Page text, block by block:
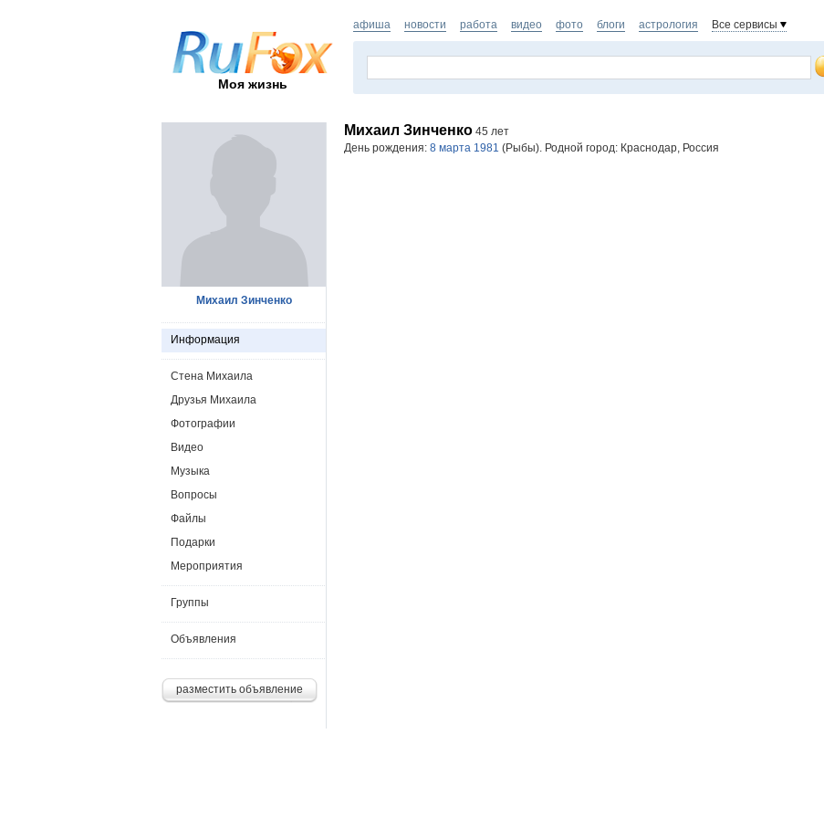
Моя жизнь
афиша новости работа видео фото блоги астрология Все сервисы
Михаил Зинченко 45 лет
День рождения: 8 марта 1981 (Рыбы). Родной город: Краснодар, Россия
Михаил Зинченко
Информация
Стена Михаила
Друзья Михаила
Фотографии
Видео
Музыка
Вопросы
Файлы
Подарки
Мероприятия
Группы
Объявления
разместить объявление